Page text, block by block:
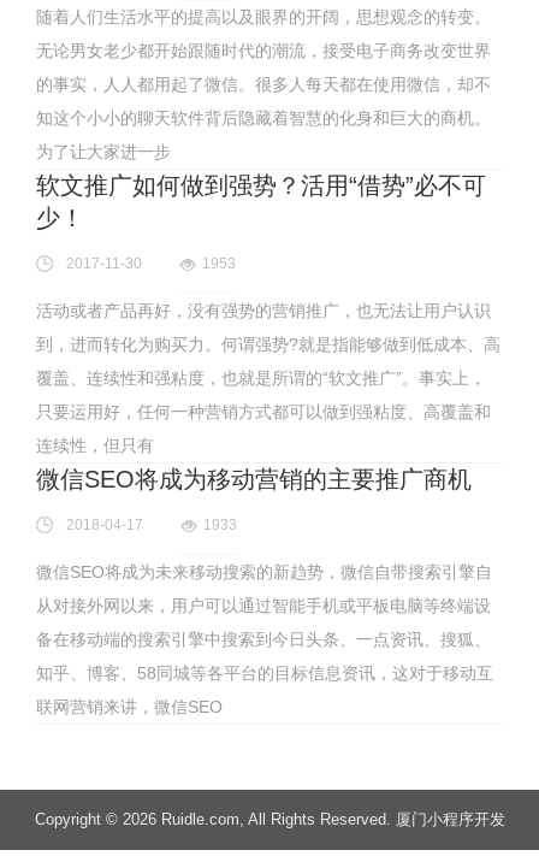
随着人们生活水平的提高以及眼界的开阔，思想观念的转变。
无论男女老少都开始跟随时代的潮流，接受电子商务改变世界
的事实，人人都用起了微信。很多人每天都在使用微信，却不
知这个小小的聊天软件背后隐藏着智慧的化身和巨大的商机。
为了让大家进一步
软文推广如何做到强势？活用“借势”必不可
少！
2017-11-30 1953
活动或者产品再好，没有强势的营销推广，也无法让用户认识
到，进而转化为购买力。何谓强势?就是指能够做到低成本、高
覆盖、连续性和强粘度，也就是所谓的“软文推广”。事实上，
只要运用好，任何一种营销方式都可以做到强粘度、高覆盖和
连续性，但只有
微信SEO将成为移动营销的主要推广商机
2018-04-17 1933
微信SEO将成为未来移动搜索的新趋势，微信自带搜索引擎自
从对接外网以来，用户可以通过智能手机或平板电脑等终端设
备在移动端的搜索引擎中搜索到今日头条、一点资讯、搜狐、
知乎、博客、58同城等各平台的目标信息资讯，这对于移动互
联网营销来讲，微信SEO
Copyright © 2026 Ruidle.com , All Rights Reserved. 厦门小程序开发